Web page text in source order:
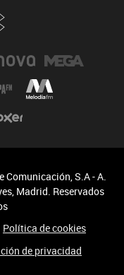
S.A - A.
Madrid. Reservados
Política de cookies
de privacidad